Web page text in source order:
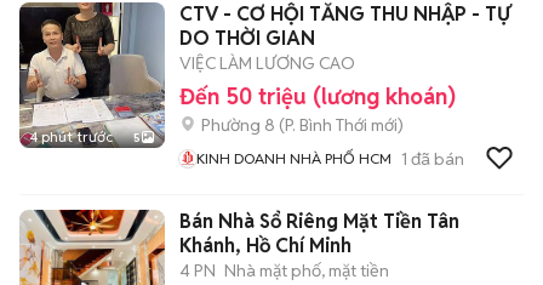
4 phút trước 5
CTV - CƠ HỘI TĂNG THU NHẬP - TỰ
DO THỜI GIAN
VIỆC LÀM LƯƠNG CAO
Đến 50 triệu (lương khoán)
Phường 8 (P. Bình Thới mới)
KINH DOANH NHÀ PHỐ HCM 1 đã bán
Bán Nhà Sổ Riêng Mặt Tiền Tân
Khánh, Hồ Chí Minh
4 PN Nhà mặt phố, mặt tiền